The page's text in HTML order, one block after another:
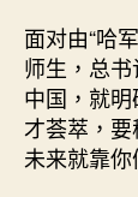
面对由“哈
师生，总
中国，就
才荟萃，
未来就靠